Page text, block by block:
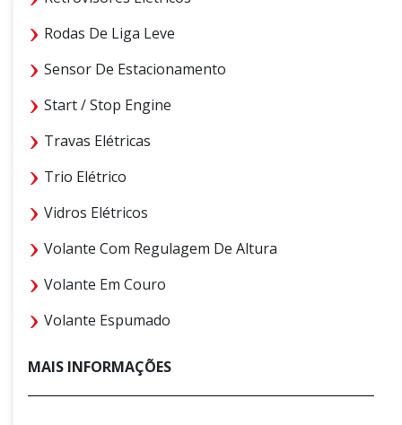
Rodas De Liga Leve
Sensor De Estacionamento
Start / Stop Engine
Travas Elétricas
Trio Elétrico
Vidros Elétricos
Volante Com Regulagem De Altura
Volante Em Couro
Volante Espumado
MAIS INFORMAÇÕES